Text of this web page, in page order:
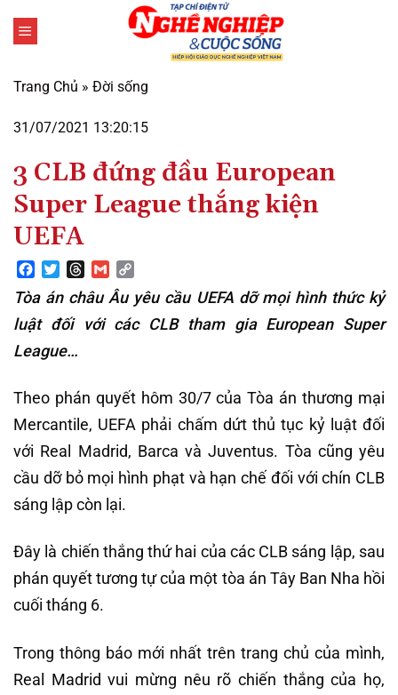
qua
dung
Trang Chủ » Đời sống
31/07/2021 13:20:15
3 CLB đứng đầu European
Super League thắng kiện
UEFA
Facebook
TwitterThreads
Gmail
Link
Tòa án châu Âu yêu cầu UEFA dỡ mọi hình thức kỷ
luật đối với các CLB tham gia European Super
League…
Theo phán quyết hôm 30/7 của Tòa án thương mại
Mercantile, UEFA phải chấm dứt thủ tục kỷ luật đối
với Real Madrid, Barca và Juventus. Tòa cũng yêu
cầu dỡ bỏ mọi hình phạt và hạn chế đối với chín CLB
sáng lập còn lại.
Đây là chiến thắng thứ hai của các CLB sáng lập, sau
phán quyết tương tự của một tòa án Tây Ban Nha hồi
cuối tháng 6.
Trong thông báo mới nhất trên trang chủ của mình,
Real Madrid vui mừng nêu rõ chiến thắng của họ,